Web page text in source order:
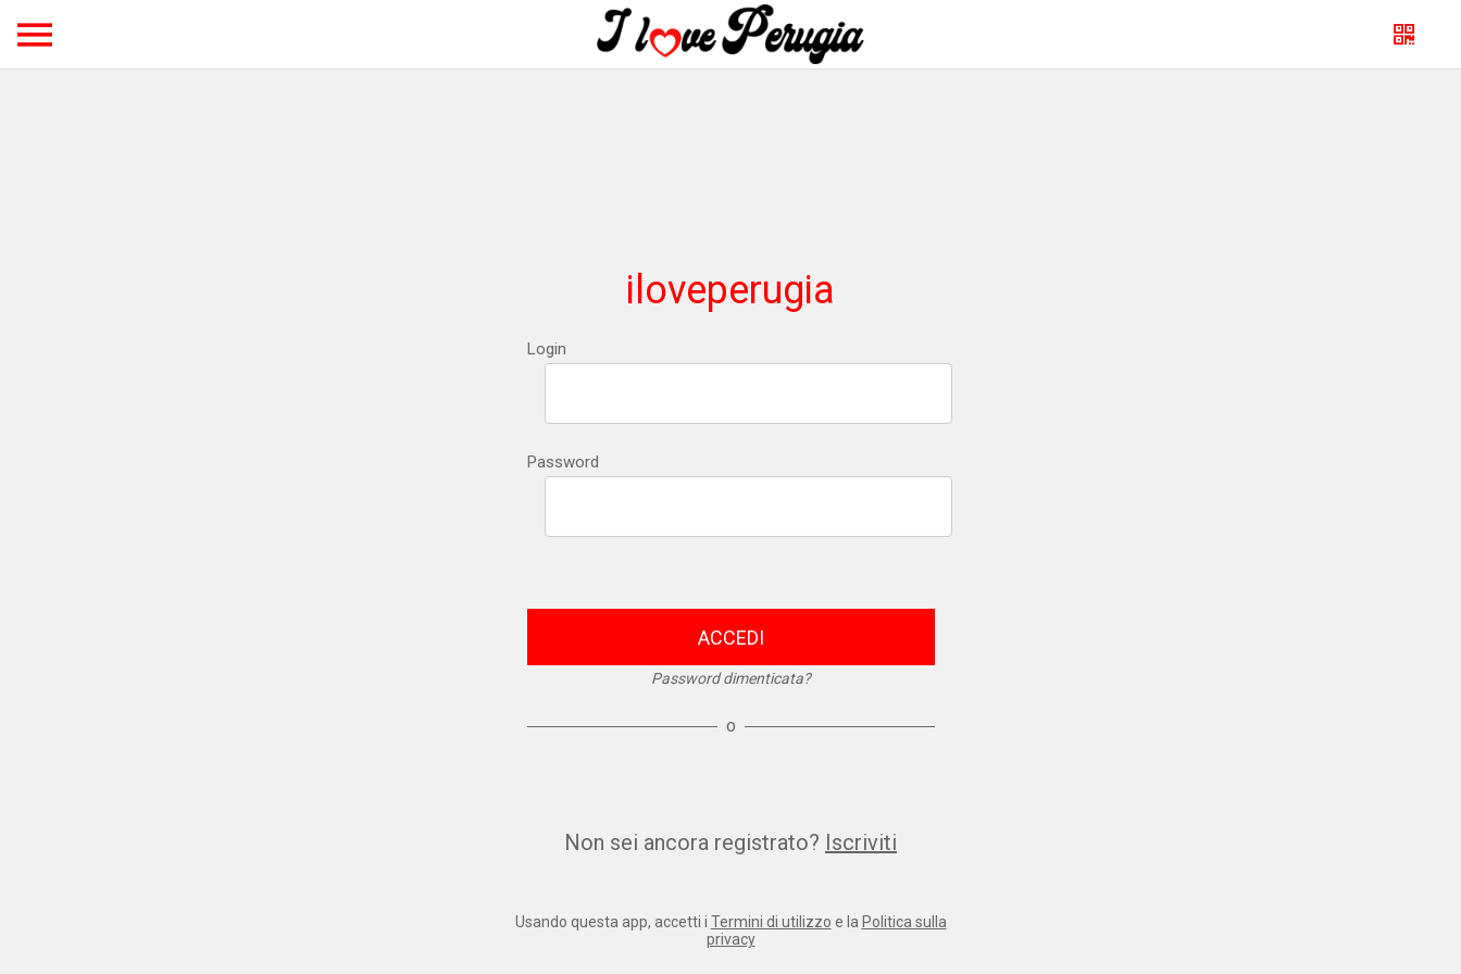
iloveperugia
Login
Password
ACCEDI
Password dimenticata?
o
Non sei ancora registrato? Iscriviti
Usando questa app, accetti i Termini di utilizzo e la Politica sulla
privacy